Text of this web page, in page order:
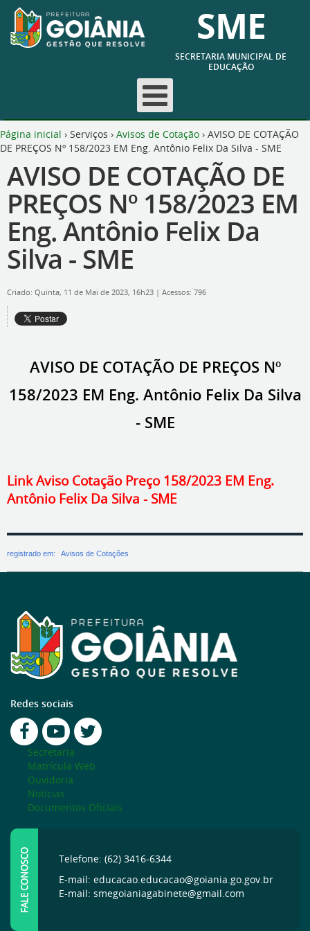
SME
SECRETARIA MUNICIPAL DE
EDUCAÇÃO
Página inicial › Serviços › Avisos de Cotação › AVISO DE COTAÇÃO
DE PREÇOS Nº 158/2023 EM Eng. Antônio Felix Da Silva - SME
AVISO DE COTAÇÃO DE
PREÇOS Nº 158/2023 EM
Eng. Antônio Felix Da
Silva - SME
Criado: Quinta, 11 de Mai de 2023, 16h23 | Acessos: 796
AVISO DE COTAÇÃO DE PREÇOS Nº
158/2023 EM Eng. Antônio Felix Da Silva
- SME
Link Aviso Cotação Preço 158/2023 EM Eng.
Antônio Felix Da Silva - SME
registrado em: Avisos de Cotações
Redes sociais
Secretaria
Matrícula Web
Ouvidoria
Notícias
Documentos Oficiais
FALE CONOSCO
Telefone: (62) 3416-6344
E-mail: educacao.educacao@goiania.go.gov.br
E-mail: smegoianiagabinete@gmail.com